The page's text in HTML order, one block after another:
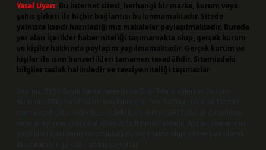
Yasal Uyarı: Bu internet sitesi, herhangi bir marka, kurum veya
şahıs şirketi ile hiçbir bağlantısı bulunmamaktadır. Sitede
yalnızca kendi hazırladığımız makaleler paylaşılmaktadır. Burada
yer alan içerikler haber niteliği taşımamakta olup, gerçek kurum
ve kişiler hakkında paylaşım yapılmamaktadır. Gerçek kurum ve
kişiler ile isim benzerlikleri tamamen tesadüfidir. Sitemizdeki
bilgiler taslak halindedir ve tavsiye niteliği taşımazlar.
Sitemiz, 5651 Sayılı Kanun gereğince Bilgi Teknolojileri ve İletişim
Kurumu (BTK) tarafından onaylanmış bir Yer Sağlayıcı olarak hizmet
vermektedir. Bu nedenle, sitedeki içerikleri proaktif olarak denetleme
veya araştırma yükümlülüğümüz bulunmamaktadır. Ancak, üyelerimiz
yazdıkları içeriklerin sorumluluğunu taşımakta olup, siteye üye olarak
bu sorumluluğu kabul etmiş sayılırlar.